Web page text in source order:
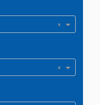
×
×